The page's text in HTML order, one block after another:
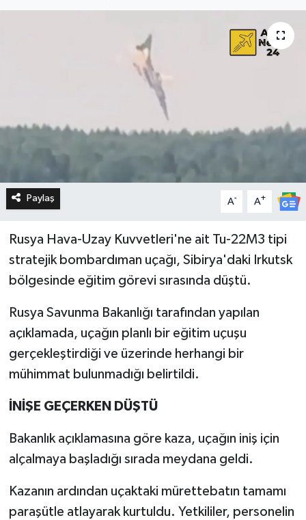
Paylaş A- A+
Rusya Hava-Uzay Kuvvetleri'ne ait Tu-22M3 tipi
stratejik bombardıman uçağı, Sibirya'daki Irkutsk
bölgesinde eğitim görevi sırasında düştü.
Rusya Savunma Bakanlığı tarafından yapılan
açıklamada, uçağın planlı bir eğitim uçuşu
gerçekleştirdiği ve üzerinde herhangi bir
mühimmat bulunmadığı belirtildi.
İNİŞE GEÇERKEN DÜŞTÜ
Bakanlık açıklamasına göre kaza, uçağın iniş için
alçalmaya başladığı sırada meydana geldi.
Kazanın ardından uçaktaki mürettebatın tamamı
paraşütle atlayarak kurtuldu. Yetkililer, personelin